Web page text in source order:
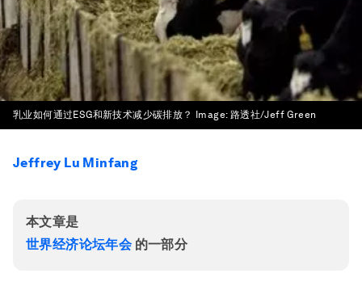
乳业如何通过ESG和新技术减少碳排放？ Image: 路透社/Jeff Green
Jeffrey Lu Minfang
本文章是
世界经济论坛年会的一部分